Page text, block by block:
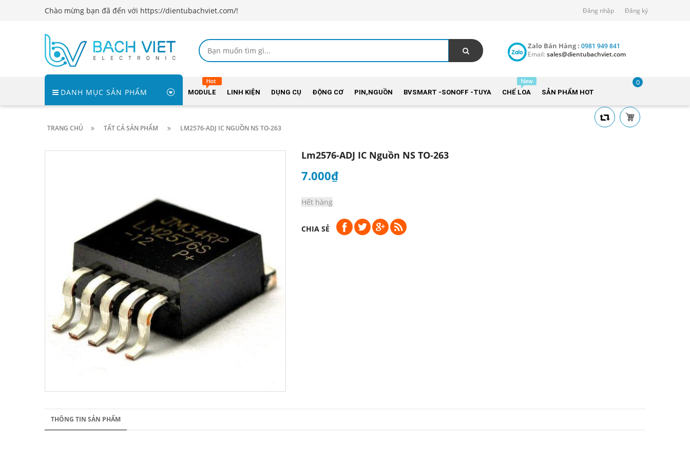
Chào mừng bạn đã đến với https://dientubachviet.com/! Đăng nhập Đăng ký
Zalo Bán Hàng : 0981 949 841
Email: sales@dientubachviet.com
DANH MỤC SẢN PHẨM MODULE LINH KIỆN DỤNG CỤ ĐỘNG CƠ PIN,NGUỒN BVSMART -SONOFF -TUYA CHẾ LOA SẢN PHẨM HOT
0
TRANG CHỦ TẤT CẢ SẢN PHẨM LM2576-ADJ IC NGUỒN NS TO-263
Lm2576-ADJ IC Nguồn NS TO-263
7.000₫
Hết hàng
CHIA SẺ
THÔNG TIN SẢN PHẨM